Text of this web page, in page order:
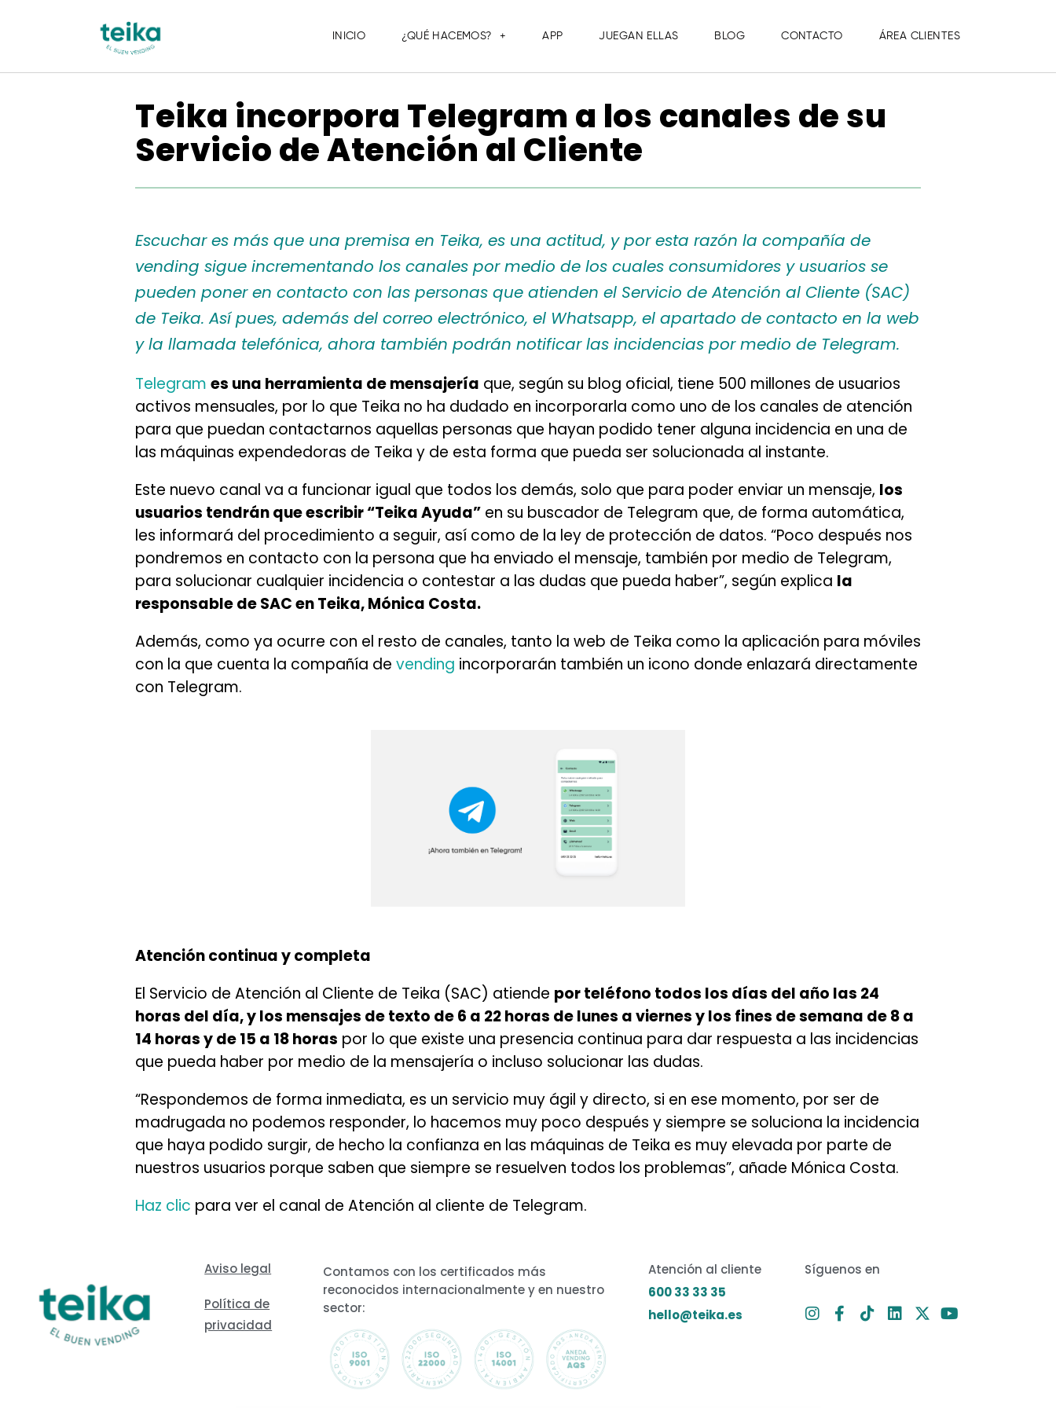
INICIO ¿QUÉ HACEMOS? APP JUEGAN ELLAS BLOG CONTACTO ÁREA CLIENTES
Teika incorpora Telegram a los canales de su
Servicio de Atención al Cliente
Escuchar es más que una premisa en Teika, es una actitud, y por esta razón la compañía de
vending sigue incrementando los canales por medio de los cuales consumidores y usuarios se
pueden poner en contacto con las personas que atienden el Servicio de Atención al Cliente (SAC)
de Teika. Así pues, además del correo electrónico, el Whatsapp, el apartado de contacto en la web
y la llamada telefónica, ahora también podrán notificar las incidencias por medio de Telegram.
Telegram es una herramienta de mensajería que, según su blog oficial, tiene 500 millones de usuarios
activos mensuales, por lo que Teika no ha dudado en incorporarla como uno de los canales de atención
para que puedan contactarnos aquellas personas que hayan podido tener alguna incidencia en una de
las máquinas expendedoras de Teika y de esta forma que pueda ser solucionada al instante.
Este nuevo canal va a funcionar igual que todos los demás, solo que para poder enviar un mensaje, los
usuarios tendrán que escribir “Teika Ayuda” en su buscador de Telegram que, de forma automática,
les informará del procedimiento a seguir, así como de la ley de protección de datos. “Poco después nos
pondremos en contacto con la persona que ha enviado el mensaje, también por medio de Telegram,
para solucionar cualquier incidencia o contestar a las dudas que pueda haber”, según explica la
responsable de SAC en Teika, Mónica Costa.
Además, como ya ocurre con el resto de canales, tanto la web de Teika como la aplicación para móviles
con la que cuenta la compañía de vending incorporarán también un icono donde enlazará directamente
con Telegram.
Atención continua y completa
El Servicio de Atención al Cliente de Teika (SAC) atiende por teléfono todos los días del año las 24
horas del día, y los mensajes de texto de 6 a 22 horas de lunes a viernes y los fines de semana de 8 a
14 horas y de 15 a 18 horas por lo que existe una presencia continua para dar respuesta a las incidencias
que pueda haber por medio de la mensajería o incluso solucionar las dudas.
“Respondemos de forma inmediata, es un servicio muy ágil y directo, si en ese momento, por ser de
madrugada no podemos responder, lo hacemos muy poco después y siempre se soluciona la incidencia
que haya podido surgir, de hecho la confianza en las máquinas de Teika es muy elevada por parte de
nuestros usuarios porque saben que siempre se resuelven todos los problemas”, añade Mónica Costa.
Haz clic para ver el canal de Atención al cliente de Telegram.
Aviso legal
Política de
privacidad
Contamos con los certificados más
reconocidos internacionalmente y en nuestro
sector:
Atención al cliente
600 33 33 35
hello@teika.es
Síguenos en